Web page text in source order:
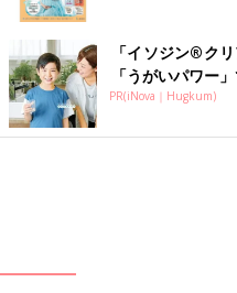
――原材料から赤ちゃんが飲む
に教えてください。
江原 粉ミルクの場合ですと
「イソジン®ク
「うがいパワー
PR(iNova｜Hugkum)